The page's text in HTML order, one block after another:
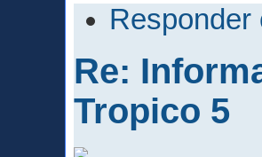
Responder
Re:
Tropico 5